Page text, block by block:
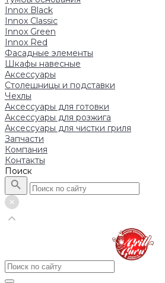
Innox Black
Innox Classic
Innox Green
Innox Red
Фасадные элементы
Шкафы навесные
Аксессуары
Столешницы и подставки
Чехлы
Аксессуары для готовки
Аксессуары для розжига
Аксессуары для чистки гриля
Запчасти
Компания
Контакты
Поиск